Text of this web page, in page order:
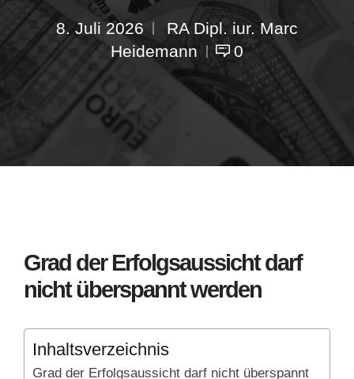
8. Juli 2026
RA Dipl. iur. Marc
Heidemann
0
Grad der Erfolgsaussicht darf
nicht überspannt werden
Inhaltsverzeichnis
Grad der Erfolgsaussicht darf nicht überspannt